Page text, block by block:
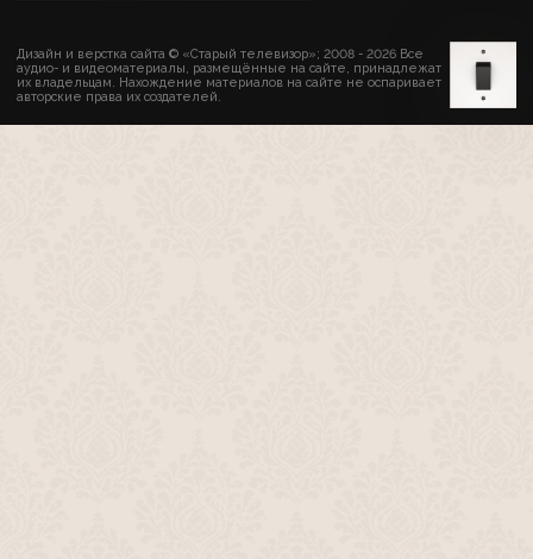
Дизайн и верстка сайта © «Старый телевизор»; 2008 - 2026 Все
аудио- и видеоматериалы, размещённые на сайте, принадлежат
их владельцам. Нахождение материалов на сайте не оспаривает
авторские права их создателей.